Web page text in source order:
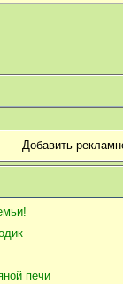
Добавить
печи